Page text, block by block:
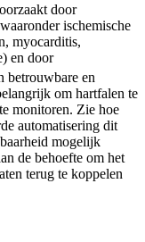
door
ischemische
myocarditis,
en door
betrouwbare en
om hartfalen te
monitoren. Zie hoe
automatisering dit
mogelijk
de behoefte om het
terug te koppelen